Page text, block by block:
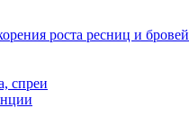
роста ресниц и бровей
спреи